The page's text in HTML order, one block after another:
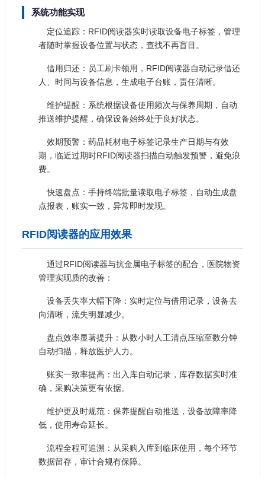
系统功能实现
定位追踪：RFID阅读器实时读取设备电子标签，管理
者随时掌握设备位置与状态，查找不再盲目。
借用归还：员工刷卡领用，RFID阅读器自动记录借还
人、时间与设备信息，生成电子台账，责任清晰。
维护提醒：系统根据设备使用频次与保养周期，自动
推送维护提醒，确保设备始终处于良好状态。
效期预警：药品耗材电子标签记录生产日期与有效
期，临近过期时RFID阅读器扫描自动触发预警，避免浪
费。
快速盘点：手持终端批量读取电子标签，自动生成盘
点报表，账实一致，异常即时发现。
RFID阅读器的应用效果
通过RFID阅读器与抗金属电子标签的配合，医院物资
管理实现质的改善：
设备丢失率大幅下降：实时定位与借用记录，设备去
向清晰，流失明显减少。
盘点效率显著提升：从数小时人工清点压缩至数分钟
自动扫描，释放医护人力。
账实一致率提高：出入库自动记录，库存数据实时准
确，采购决策更有依据。
维护更及时规范：保养提醒自动推送，设备故障率降
低，使用寿命延长。
流程全程可追溯：从采购入库到临床使用，每个环节
数据留存，审计合规有保障。